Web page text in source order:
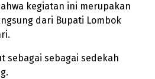
kegiatan ini merupakan
dari Bupati Lombok
sebagai sebagai sedekah